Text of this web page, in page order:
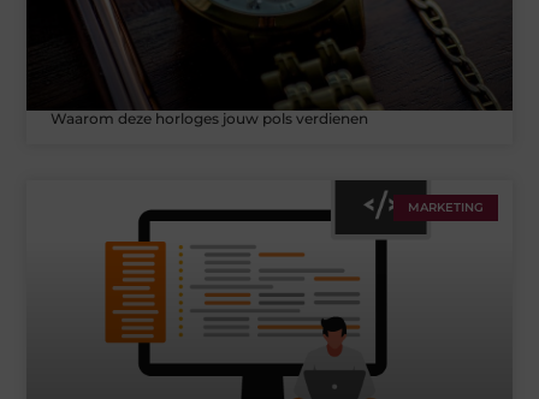
Waarom deze horloges jouw pols verdienen
MARKETING